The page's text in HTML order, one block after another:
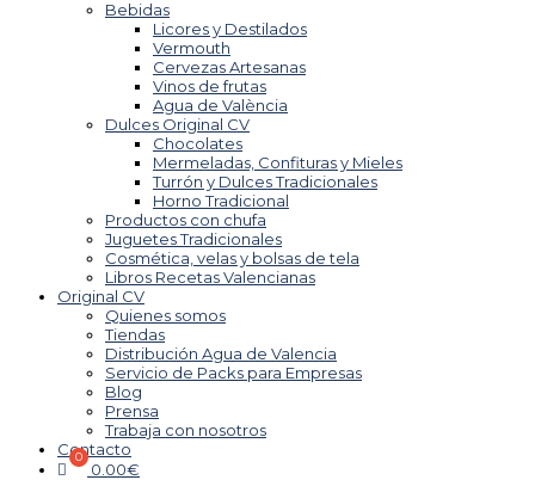
Bebidas
Licores y Destilados
Vermouth
Cervezas Artesanas
Vinos de frutas
Agua de València
Dulces Original CV
Chocolates
Mermeladas, Confituras y Mieles
Turrón y Dulces Tradicionales
Horno Tradicional
Productos con chufa
Juguetes Tradicionales
Cosmética, velas y bolsas de tela
Libros Recetas Valencianas
Original CV
Quienes somos
Tiendas
Distribución Agua de Valencia
Servicio de Packs para Empresas
Blog
Prensa
Trabaja con nosotros
Contacto
0.00€